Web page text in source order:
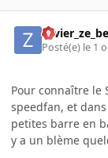
Posté(e) le 1
Pour connaître le
speedfan, et
petites barre en
y a un blème